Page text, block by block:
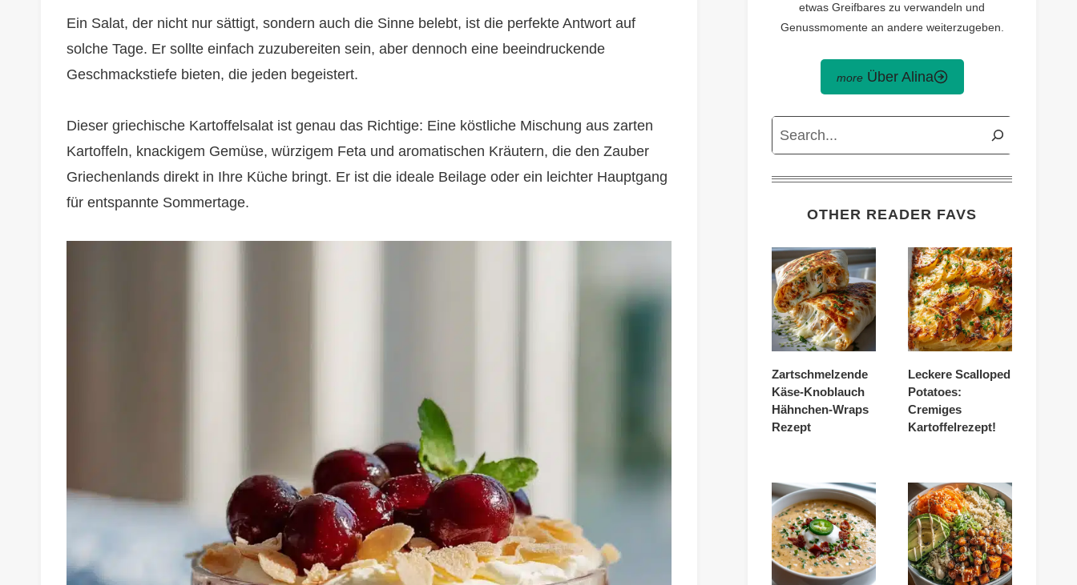
Ein Salat, der nicht nur sättigt, sondern auch die Sinne belebt, ist die perfekte Antwort auf
solche Tage. Er sollte einfach zuzubereiten sein, aber dennoch eine beeindruckende
Geschmackstiefe bieten, die jeden begeistert.
Dieser griechische Kartoffelsalat ist genau das Richtige: Eine köstliche Mischung aus zarten
Kartoffeln, knackigem Gemüse, würzigem Feta und aromatischen Kräutern, die den Zauber
Griechenlands direkt in Ihre Küche bringt. Er ist die ideale Beilage oder ein leichter Hauptgang
für entspannte Sommertage.
etwas Greifbares zu verwandeln und
Genussmomente an andere weiterzugeben.
Über Alina
Search
OTHER READER FAVS
Zartschmelzende
Käse-Knoblauch
Hähnchen-Wraps
Rezept
Leckere Scalloped
Potatoes:
Cremiges
Kartoffelrezept!